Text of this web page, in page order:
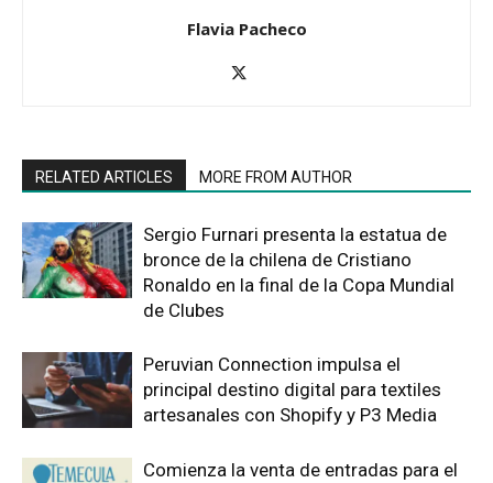
Flavia Pacheco
RELATED ARTICLES MORE FROM AUTHOR
Sergio Furnari presenta la estatua de
bronce de la chilena de Cristiano
Ronaldo en la final de la Copa Mundial
de Clubes
Peruvian Connection impulsa el
principal destino digital para textiles
artesanales con Shopify y P3 Media
Comienza la venta de entradas para el